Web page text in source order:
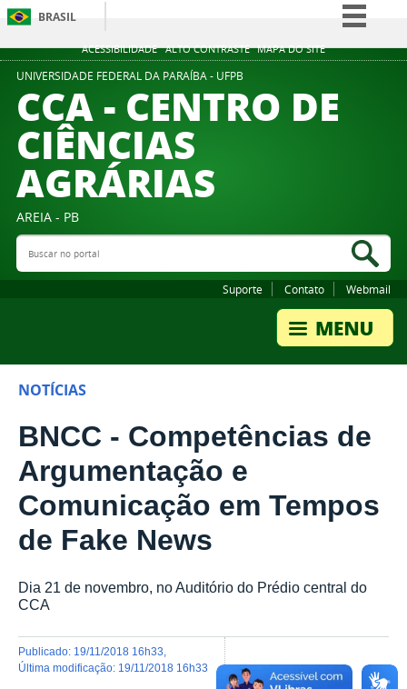
ACESSIBILIDADE ALTO CONTRASTE MAPA DO SITE
BRASIL
Simplifique!
Participe
UNIVERSIDADE FEDERAL DA PARAÍBA - UFPB
CCA - CENTRO DE
CIÊNCIAS
AGRÁRIAS
AREIA - PB
Buscar no portal
Suporte Contato Webmail
NOTÍCIAS
BNCC - Competências de
Argumentação e
Comunicação em Tempos
de Fake News
Dia 21 de novembro, no Auditório do Prédio central do
CCA
publicado: 19/11/2018 16h33
última modificação: 19/11/2018 16h33